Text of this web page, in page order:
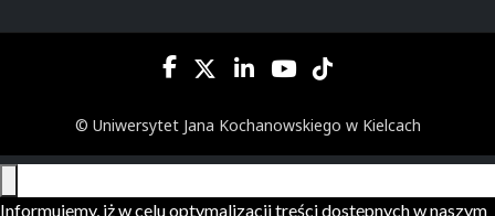
© Uniwersytet Jana Kochanowskiego w Kielcach
Informujemy, iż w celu optymalizacji treści dostępnych w naszym